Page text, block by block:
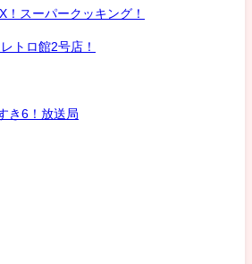
！スーパークッキング！
トロ館2号店！
き6！放送局